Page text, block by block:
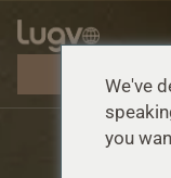
We've
you